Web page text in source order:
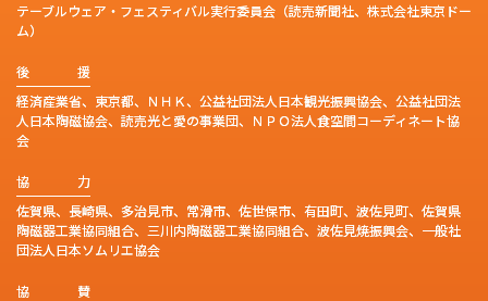
テーブルウェア・フェスティバル実行委員会（読売新聞社、株式会社東京ドー
ム）
後
援
経済産業省、東京都、ＮＨＫ、公益社団法人日本観光振興協会、公益社団法
人日本陶磁協会、読売光と愛の事業団、ＮＰＯ法人食空間コーディネート協
会
協
力
佐賀県、長崎県、多治見市、常滑市、佐世保市、有田町、波佐見町、佐賀県
陶磁器工業協同組合、三川内陶磁器工業協同組合、波佐見焼振興会、一般社
団法人日本ソムリエ協会
協
賛